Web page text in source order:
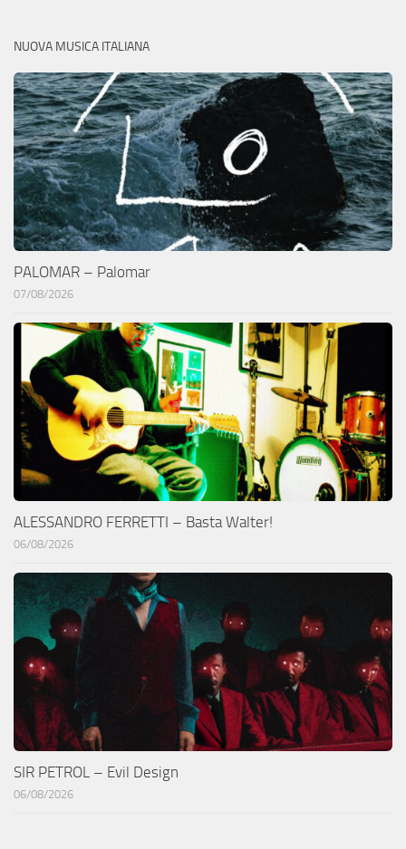
NUOVA MUSICA ITALIANA
PALOMAR – Palomar
07/08/2026
ALESSANDRO FERRETTI – Basta Walter!
06/08/2026
SIR PETROL – Evil Design
06/08/2026